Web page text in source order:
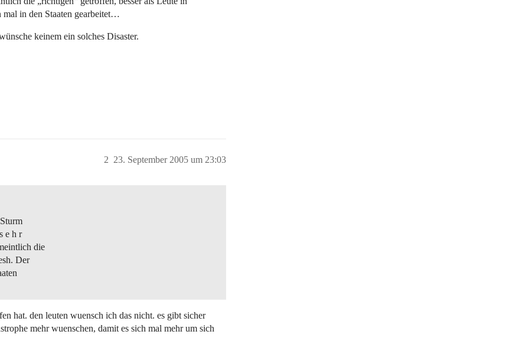
mal in den Staaten gearbeitet…
keinem ein solches Disaster.
23. September 2005 um 23:03
2
e h r
die
Der
hat. den leuten wuensch ich das nicht. es gibt sicher
mehr wuenschen, damit es sich mal mehr um sich